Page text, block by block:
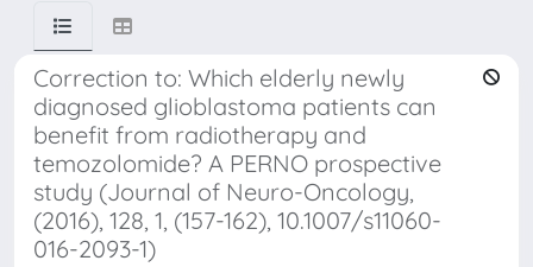
Correction to: Which elderly newly
diagnosed glioblastoma patients can
benefit from radiotherapy and
temozolomide? A PERNO prospective
study (Journal of Neuro-Oncology,
(2016), 128, 1, (157-162), 10.1007/s11060-
016-2093-1)